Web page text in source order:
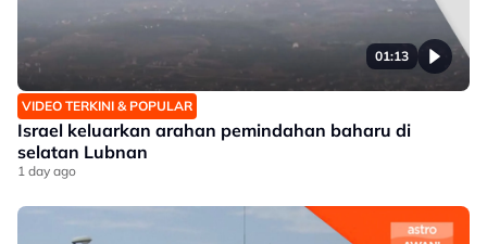
01:13
VIDEO TERKINI & POPULAR
Israel keluarkan arahan pemindahan baharu di
selatan Lubnan
1 day ago